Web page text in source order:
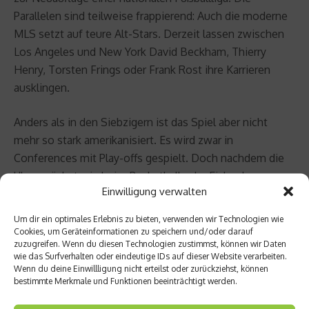
Einwilligung verwalten
Um dir ein optimales Erlebnis zu bieten, verwenden wir Technologien wie
Cookies, um Geräteinformationen zu speichern und/oder darauf
zuzugreifen. Wenn du diesen Technologien zustimmst, können wir Daten
wie das Surfverhalten oder eindeutige IDs auf dieser Website verarbeiten.
Wenn du deine Einwillligung nicht erteilst oder zurückziehst, können
bestimmte Merkmale und Funktionen beeinträchtigt werden.
Parallelen sind teilweise frappierend: Auch die moderne
MLS setzt auf teure Alt-Stars. Derzeit lassen zwischen
Los Angeles und New York David Beckham, Thierry
Henry, Torsten Frings oder Frank Rost ihre Karrieren
ausklingen.
Anders als in den Siebzigern ist das Spiel aber nicht
mehr so stark amerikanisiert. Es wird zwar in
Conferences mit Play-offs gespielt. Doch nachdem die
Uhr zunächst wie beim Basketball oder Eishockey
herunterlief und bei Unterbrechungen angehalten wurde,
angepasst. Gleiches gilt für die Abseitsregel. Der größte
Unterschied zu den anderen Ligen besteht darin, dass es
in der MLS weder Auf- noch Absteiger gibt.